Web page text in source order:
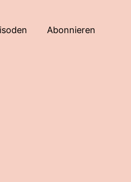
Abonnieren